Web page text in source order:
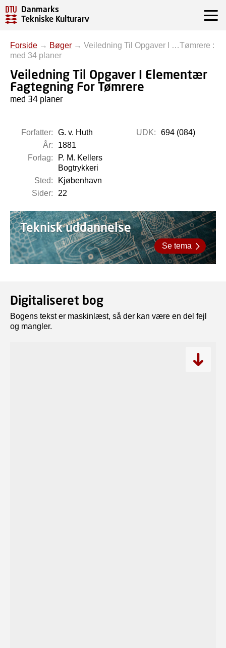
Danmarks
Tekniske Kulturarv
Forside → Bøger → Veiledning Til Opgaver I …Tømrere :
med 34 planer
Veiledning Til Opgaver I Elementær
Fagtegning For Tømrere
med 34 planer
Forfatter:
G. v. Huth
År:
1881
Forlag:
P. M. Kellers
Bogtrykkeri
Sted:
Kjøbenhavn
Sider:
22
UDK: 694 (084)
Teknisk uddannelse
Se tema
Digitaliseret bog
Bogens tekst er maskinlæst, så der kan være en del fejl
og mangler.